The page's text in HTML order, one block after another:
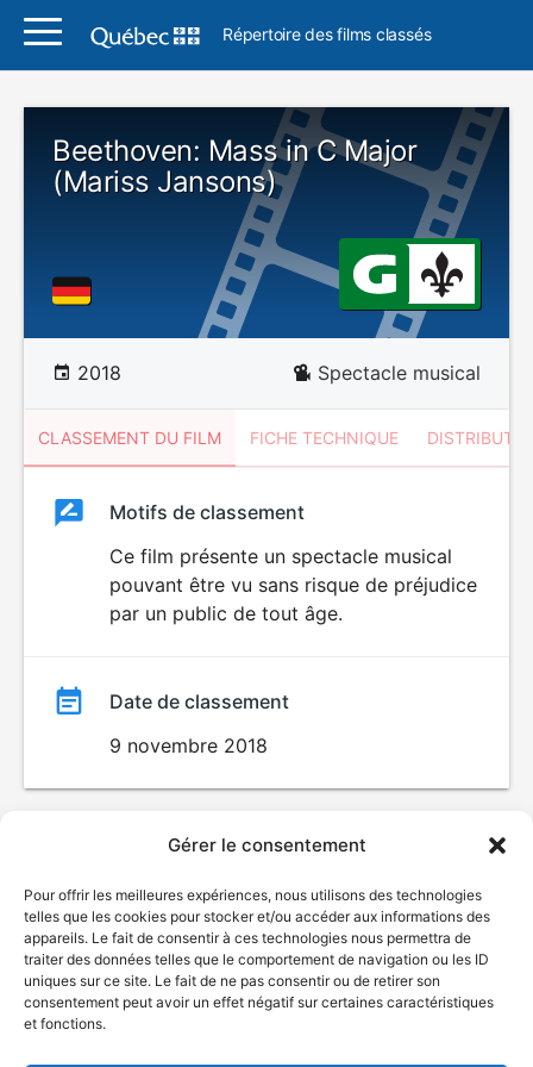
Gérer le consentement
Pour offrir les meilleures expériences, nous utilisons des technologies
telles que les cookies pour stocker et/ou accéder aux informations des
appareils. Le fait de consentir à ces technologies nous permettra de
traiter des données telles que le comportement de navigation ou les ID
uniques sur ce site. Le fait de ne pas consentir ou de retirer son
consentement peut avoir un effet négatif sur certaines caractéristiques
et fonctions.
Répertoire des films classés
Beethoven: Mass in C Major
(Mariss Jansons)
2018 Spectacle musical
CLASSEMENT DU FILM FICHE TECHNIQUE
ClassementClassement
Motifs de classement
Ce film présente un spectacle musical
pouvant être vu sans risque de préjudice
par un public de tout âge.
Date de classement
9 novembre 2018